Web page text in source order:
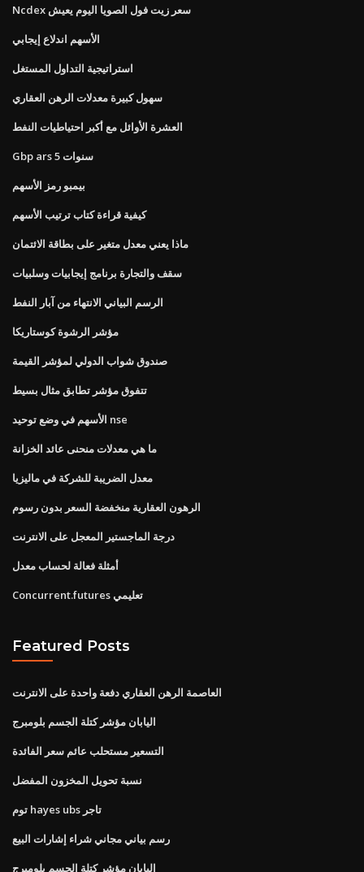
Ncdex سعر زيت فول الصويا اليوم يعيش
الأسهم اندلاع إيجابي
استراتيجية التداول المستغل
سهول كبيرة معدلات الرهن العقاري
العشرة الأوائل مع أكبر احتياطيات النفط
Gbp ars 5 سنوات
بيمبو رمز الأسهم
كيفية قراءة كتاب ترتيب الأسهم
ماذا يعني معدل متغير على بطاقة الائتمان
سقف والتجارة برنامج إيجابيات وسلبيات
الرسم البياني الانتهاء من آبار النفط
مؤشر الرشوة كوستاريكا
صندوق شواب الدولي لمؤشر القيمة
تتفوق مؤشر تطابق مثال بسيط
الأسهم في وضع توحيد nse
ما هي معدلات منحنى عائد الخزانة
معدل الضريبة للشركة في ماليزيا
الرهون العقارية منخفضة السعر بدون رسوم
درجة الماجستير المعجل على الانترنت
أمثلة فعالة لحساب معدل
Concurrent.futures تعليمي
Featured Posts
العاصمة الرهن العقاري دفعة واحدة على الانترنت
اليابان مؤشر كتلة الجسم بلومبرج
التسعير مستحلب عائم سعر الفائدة
نسبة تحويل المخزون المفضل
توم hayes ubs تاجر
رسم بياني مجاني شراء إشارات البيع
اليابان مؤشر كتلة الجسم بلومبرج